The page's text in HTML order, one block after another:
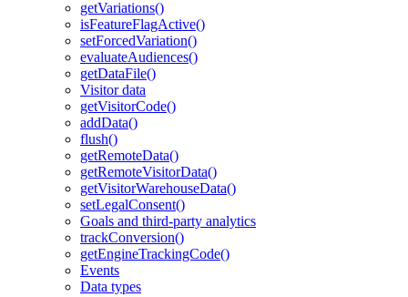
getVariations()
isFeatureFlagActive()
setForcedVariation()
evaluateAudiences()
getDataFile()
Visitor data
getVisitorCode()
addData()
flush()
getRemoteData()
getRemoteVisitorData()
getVisitorWarehouseData()
setLegalConsent()
Goals and third-party analytics
trackConversion()
getEngineTrackingCode()
Events
Data types